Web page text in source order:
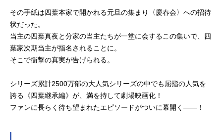
その手紙は四葉本家で開かれる元旦の集まり〈慶春会〉への招待
状だった。
当主の四葉真夜と分家の当主たちが一堂に会するこの集いで、四
葉家次期当主が指名されることに。
そこで衝撃の真実が告げられる。
シリーズ累計2500万部の大人気シリーズの中でも屈指の人気を
誇る《四葉継承編》が、満を持して劇場映画化！
ファンに長らく待ち望まれたエピソードがついに幕開く――！